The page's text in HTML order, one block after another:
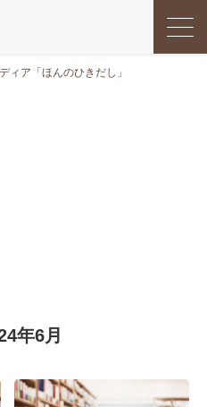
ィア「ほんのひきだし」
年6月